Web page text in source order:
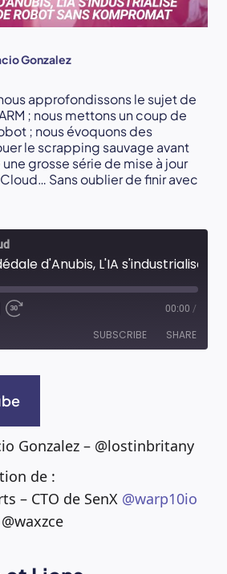
Gonzalez
approfondissons le sujet de
; nous mettons un coup de
; nous évoquons des
le scrapping sauvage avant
grosse série de mise à jour
Sans oublier de finir avec
00:00 /
SUBSCRIBE SHARE
Gonzalez – @lostinbritany
de :
– CTO de SenX @warp10io